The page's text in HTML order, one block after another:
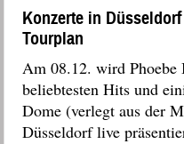
Konzerte in
Tourplan
Am 08.12. wird Phoebe
beliebtesten Hits und
Dome (verlegt aus der
Düsseldorflive